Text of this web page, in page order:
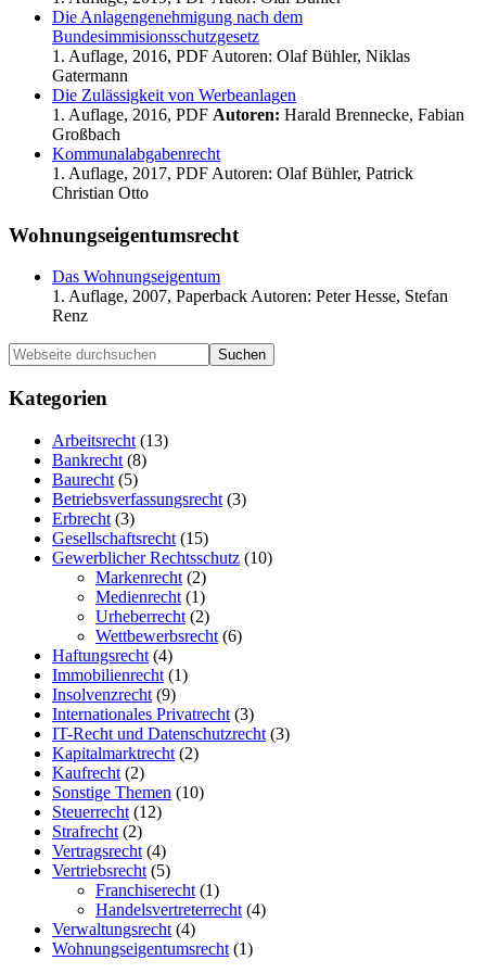
Die Anlagengenehmigung nach dem
Bundesimmisionsschutzgesetz
1. Auflage, 2016, PDF Autoren: Olaf Bühler, Niklas
Gatermann
Die Zulässigkeit von Werbeanlagen
1. Auflage, 2016, PDF Autoren: Harald Brennecke, Fabian
Großbach
Kommunalabgabenrecht
1. Auflage, 2017, PDF Autoren: Olaf Bühler, Patrick
Christian Otto
Wohnungseigentumsrecht
Das Wohnungseigentum
1. Auflage, 2007, Paperback Autoren: Peter Hesse, Stefan
Renz
Haupt-
Sidebar
Webseite
durchsuchen
Kategorien
Arbeitsrecht (13)
Bankrecht (8)
Baurecht (5)
Betriebsverfassungsrecht (3)
Erbrecht (3)
Gesellschaftsrecht (15)
Gewerblicher Rechtsschutz (10)
Markenrecht (2)
Medienrecht (1)
Urheberrecht (2)
Wettbewerbsrecht (6)
Haftungsrecht (4)
Immobilienrecht (1)
Insolvenzrecht (9)
Internationales Privatrecht (3)
IT-Recht und Datenschutzrecht (3)
Kapitalmarktrecht (2)
Kaufrecht (2)
Sonstige Themen (10)
Steuerrecht (12)
Strafrecht (2)
Vertragsrecht (4)
Vertriebsrecht (5)
Franchiserecht (1)
Handelsvertreterrecht (4)
Verwaltungsrecht (4)
Wohnungseigentumsrecht (1)